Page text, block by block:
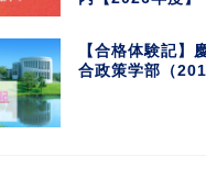
【合格体験記】
合政策学部（